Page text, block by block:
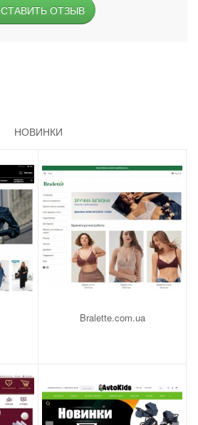
ОТЗЫВ
НОВИНКИ
Bralette.com.ua